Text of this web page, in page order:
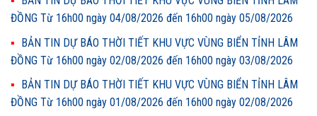
ĐỒNG Từ 16h00 ngày 04/08/2026 đến 16h00 ngày 05/08/2026
BẢN TIN DỰ BÁO THỜI TIẾT KHU VỰC VÙNG BIỂN TỈNH LÂM
ĐỒNG Từ 16h00 ngày 02/08/2026 đến 16h00 ngày 03/08/2026
BẢN TIN DỰ BÁO THỜI TIẾT KHU VỰC VÙNG BIỂN TỈNH LÂM
ĐỒNG Từ 16h00 ngày 01/08/2026 đến 16h00 ngày 02/08/2026